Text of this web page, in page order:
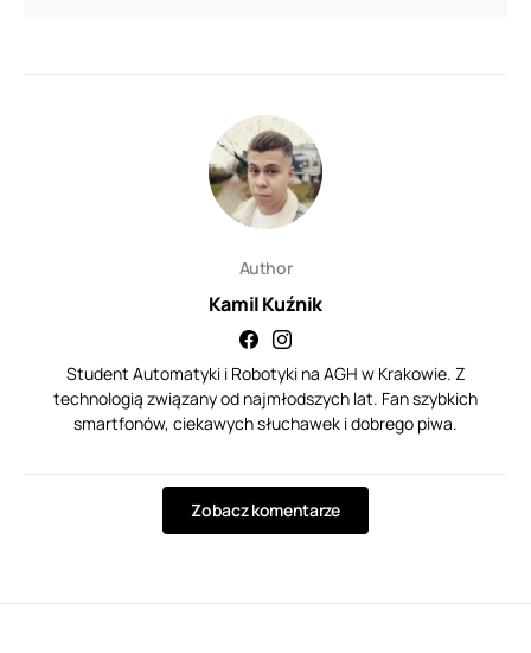
Author
Kamil Kuźnik
Student Automatyki i Robotyki na AGH w Krakowie. Z
technologią związany od najmłodszych lat. Fan szybkich
smartfonów, ciekawych słuchawek i dobrego piwa.
Zobacz komentarze